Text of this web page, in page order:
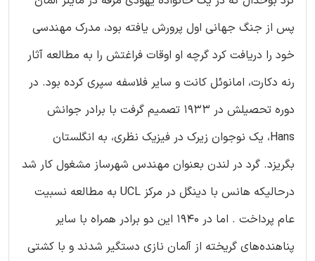
پس از جنگ جهانی اول پرورش یافته بود، مدرک مهندسی
خود را دریافت کرد گرچه او اوقات فراغتش را به مطالعه آثار
رنه دکارت، امانوئل کانت و سایر فلاسفه سپری کرده بود. در
دوره تحصیلش در 1933 تصمیم گرفت با برادر جوانش
Hans، یک نوجوان زیرک در فیزیک نظری، به انگلستان
بگریزد. گرد در لندن بعنوان مهندس شهرساز مشغول کار شد
درحالیکه هانس با دینگل در مرکز UCL به مطالعه نسبیت
عام پرداخت . اما در 1940 این دو برادر همراه با سایر
پناهنده‌های گریخته از آلمان نازی دستگیر شدند و با کشتی